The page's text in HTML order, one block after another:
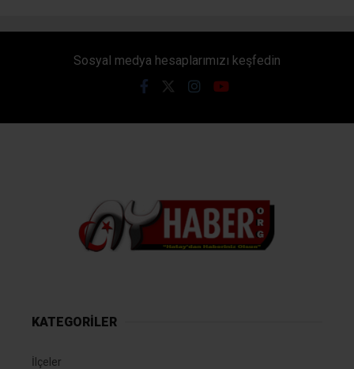
Sosyal medya hesaplarımızı keşfedin
KATEGORİLER
İlçeler